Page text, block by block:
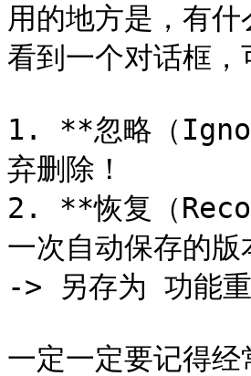
用的地方是，有
看到一个对话框
1. **忽略（
弃删除！
2. **恢复（
一次自动保存的
-> 另存为 功能重
一定一定要记得